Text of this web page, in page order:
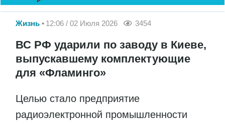
Жизнь 12:06 / 02 Июля 2026 3454
ВС РФ ударили по заводу в Киеве,
выпускавшему комплектующие
для «Фламинго»
Целью стало предприятие
радиоэлектронной промышленности